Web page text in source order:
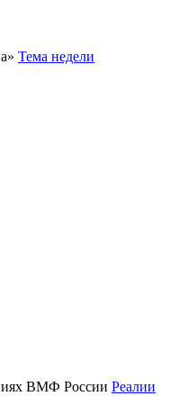
Тема недели
Реалии